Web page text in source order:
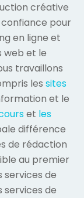
créative
pour
en ligne et
web et le
travaillons
les sites
et le
et les
différence
de rédaction
au premier
services de
services de